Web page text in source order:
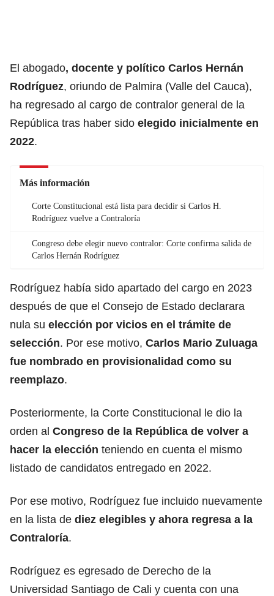
El abogado, docente y político Carlos Hernán
Rodríguez, oriundo de Palmira (Valle del Cauca),
ha regresado al cargo de contralor general de la
República tras haber sido elegido inicialmente en
2022.
Más información
Corte Constitucional está lista para decidir si Carlos H.
Rodríguez vuelve a Contraloría
Congreso debe elegir nuevo contralor: Corte confirma salida de
Carlos Hernán Rodríguez
Rodríguez había sido apartado del cargo en 2023
después de que el Consejo de Estado declarara
nula su elección por vicios en el trámite de
selección. Por ese motivo, Carlos Mario Zuluaga
fue nombrado en provisionalidad como su
reemplazo.
Posteriormente, la Corte Constitucional le dio la
orden al Congreso de la República de volver a
hacer la elección teniendo en cuenta el mismo
listado de candidatos entregado en 2022.
Por ese motivo, Rodríguez fue incluido nuevamente
en la lista de diez elegibles y ahora regresa a la
Contraloría.
Rodríguez es egresado de Derecho de la
Universidad Santiago de Cali y cuenta con una